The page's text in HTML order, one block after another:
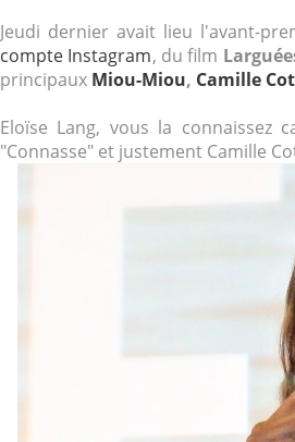
Jeudi dernier avait lieu l'avant-
compte Instagram, du film
principaux Miou-Miou, Camille
Eloïse Lang, vous la
"Connasse" et justement Camille